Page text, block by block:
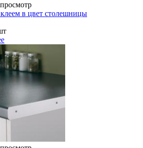
в цвет столешницы